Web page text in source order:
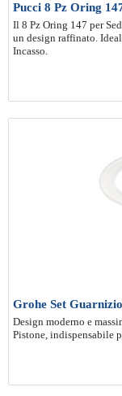
Pucci 8 Pz Oring
Il 8 Pz Oring 147 per
un design raffinato.
Incasso.
Grohe Set
Design moderno e
Pistone, indispensabile